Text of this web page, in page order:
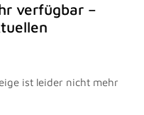
verfügbar –
ist leider nicht mehr